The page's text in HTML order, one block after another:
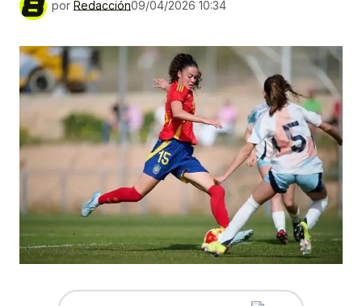
por Redacción09/04/2026 10:34